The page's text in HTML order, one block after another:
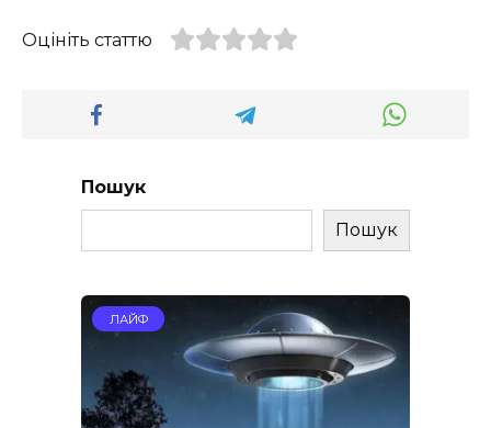
Оцініть статтю
Пошук
Пошук
ЛАЙФ